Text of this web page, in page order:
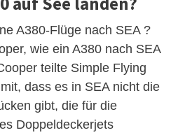
A380-Flüge nach SEA ?
wie ein A380 nach SEA
teilte Simple Flying
dass es in SEA nicht die
gibt, die für die
Doppeldeckerjets